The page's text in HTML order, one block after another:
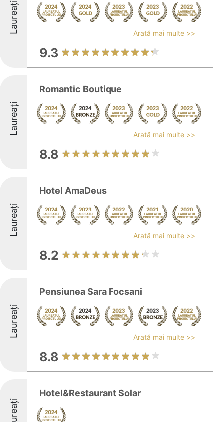
Laureați Arată mai multe >>
9.3
Laureați
Romantic Boutique
Arată mai multe >>
8.8
Laureați
Hotel AmaDeus
Arată mai multe >>
8.2
Laureați
Pensiunea Sara Focsani
Arată mai multe >>
8.8
Laureați
Hotel&Restaurant Solar